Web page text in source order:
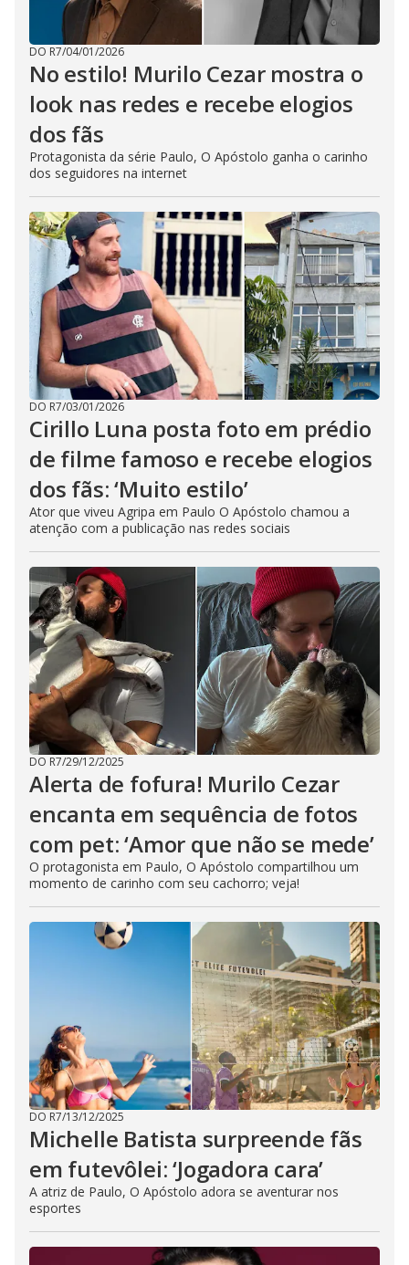
DO R7/04/01/2026
No estilo! Murilo Cezar mostra o
look nas redes e recebe elogios
dos fãs
Protagonista da série Paulo, O Apóstolo ganha o carinho
dos seguidores na internet
DO R7/03/01/2026
Cirillo Luna posta foto em prédio
de filme famoso e recebe elogios
dos fãs: ‘Muito estilo’
Ator que viveu Agripa em Paulo O Apóstolo chamou a
atenção com a publicação nas redes sociais
DO R7/29/12/2025
Alerta de fofura! Murilo Cezar
encanta em sequência de fotos
com pet: ‘Amor que não se mede’
O protagonista em Paulo, O Apóstolo compartilhou um
momento de carinho com seu cachorro; veja!
DO R7/13/12/2025
Michelle Batista surpreende fãs
em futevôlei: ‘Jogadora cara’
A atriz de Paulo, O Apóstolo adora se aventurar nos
esportes